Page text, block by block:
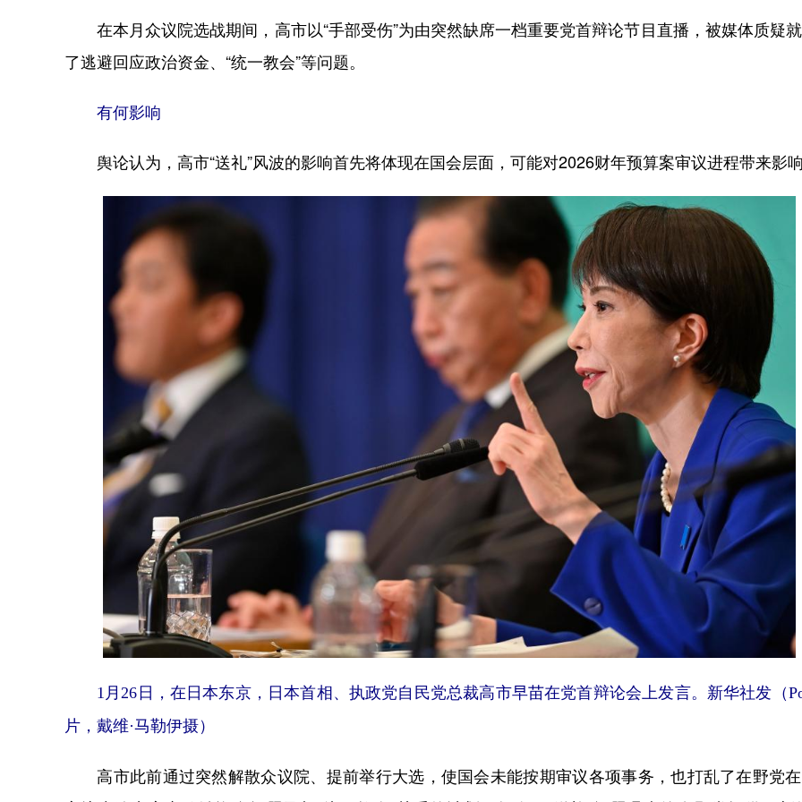
在本月众议院选战期间，高市以“手部受伤”为由突然缺席一档重要党首辩论节目直播，被媒体质疑
了逃避回应政治资金、“统一教会”等问题。
有何影响
舆论认为，高市“送礼”风波的影响首先将体现在国会层面，可能对2026财年预算案审议进程带来影响
1月26日，在日本东京，日本首相、执政党自民党总裁高市早苗在党首辩论会上发言。新华社发（
片，戴维·马勒伊摄）
高市此前通过突然解散众议院、提前举行大选，使国会未能按期审议各项事务，也打乱了在野党